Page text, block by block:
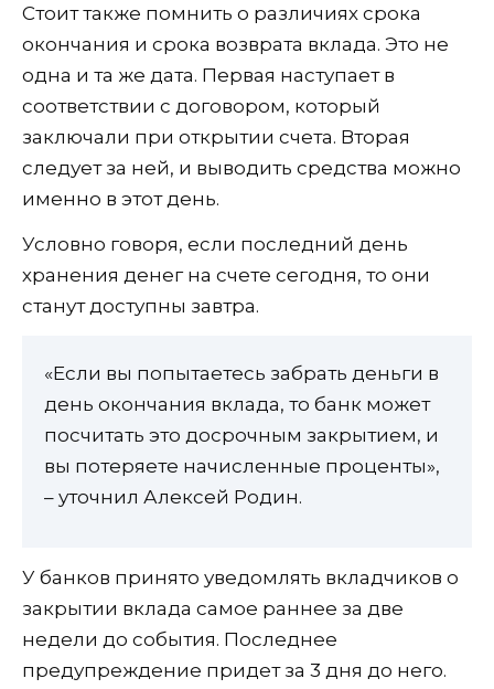
Стоит также помнить о различиях срока
окончания и срока возврата вклада. Это не
одна и та же дата. Первая наступает в
соответствии с договором, который
заключали при открытии счета. Вторая
следует за ней, и выводить средства можно
именно в этот день.
Условно говоря, если последний день
хранения денег на счете сегодня, то они
станут доступны завтра.
«Если вы попытаетесь забрать деньги в
день окончания вклада, то банк может
посчитать это досрочным закрытием, и
вы потеряете начисленные проценты»,
– уточнил Алексей Родин.
У банков принято уведомлять вкладчиков о
закрытии вклада самое раннее за две
недели до события. Последнее
предупреждение придет за 3 дня до него.